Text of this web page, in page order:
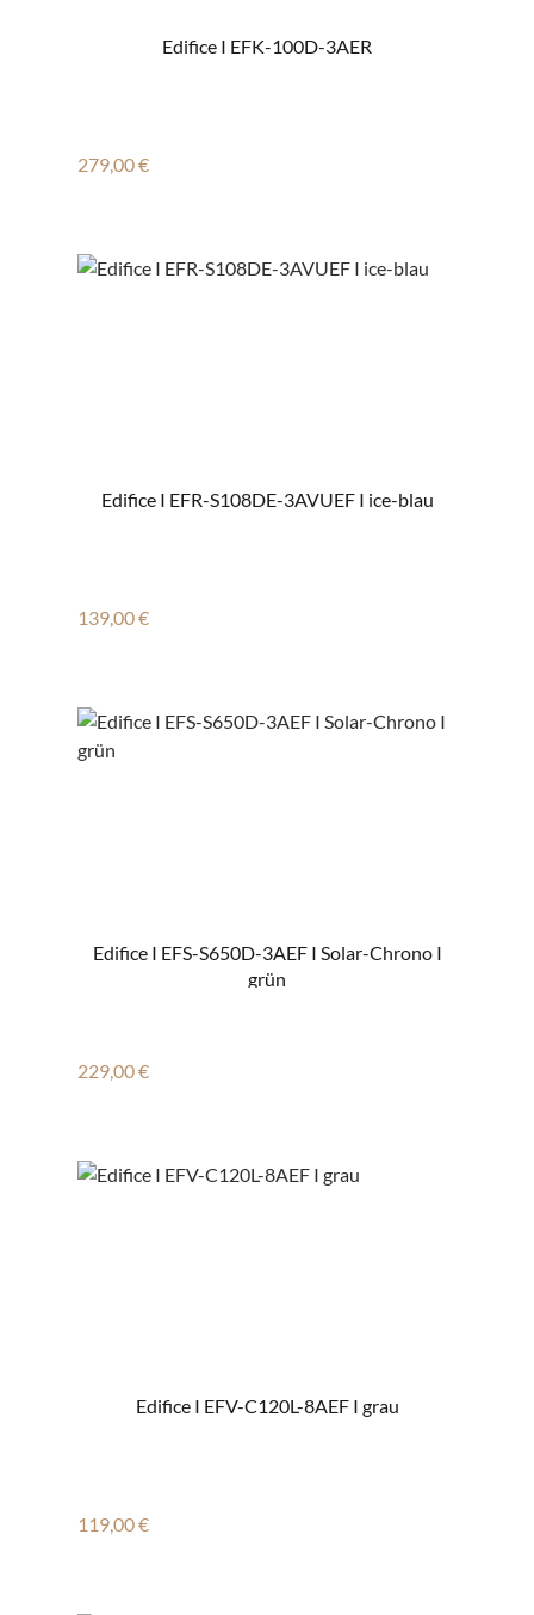
Edifice I EFK-100D-3AER
Regulärer Preis:
279,00 €
Edifice I EFR-S108DE-3AVUEF I ice-blau
Regulärer Preis:
139,00 €
Edifice I EFS-S650D-3AEF I Solar-Chrono I
grün
Regulärer Preis:
229,00 €
Edifice I EFV-C120L-8AEF I grau
Regulärer Preis:
119,00 €